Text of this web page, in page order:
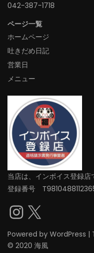
042-387-1718‬
ページ一覧
ホームページ
吐きだめ日記
営業日
メニュー
当店は、インボイス登録店
登録番号
Instagram
X
Powered by WordPress |
© 2020 海風